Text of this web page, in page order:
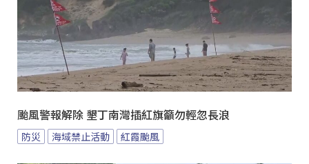
颱風警報解除 墾丁南灣插紅旗籲勿輕忽長浪
防災 海域禁止活動 紅霞颱風